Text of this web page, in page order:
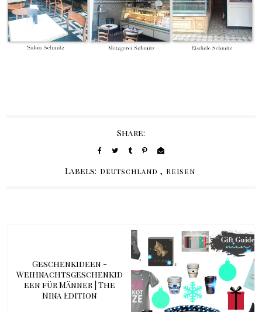
Share:
Labels: Deutschland , Reisen
Geschenkideen -
Weihnachtsgeschenkid
een für Männer | The
Nina Edition